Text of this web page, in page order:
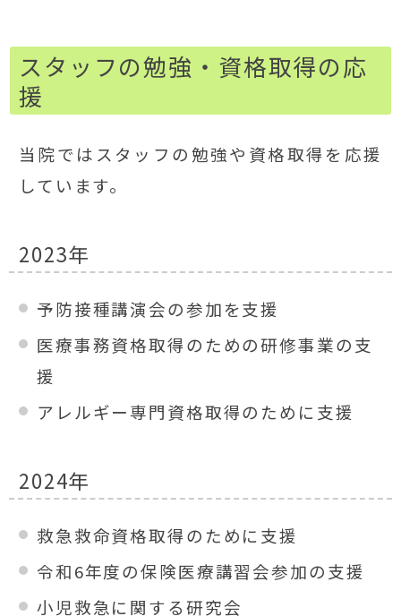
スタッフの勉強・資格取得の応
援
当院ではスタッフの勉強や資格取得を応援
しています。
2023年
予防接種講演会の参加を支援
医療事務資格取得のための研修事業の支
援
アレルギー専門資格取得のために支援
2024年
救急救命資格取得のために支援
令和6年度の保険医療講習会参加の支援
小児救急に関する研究会